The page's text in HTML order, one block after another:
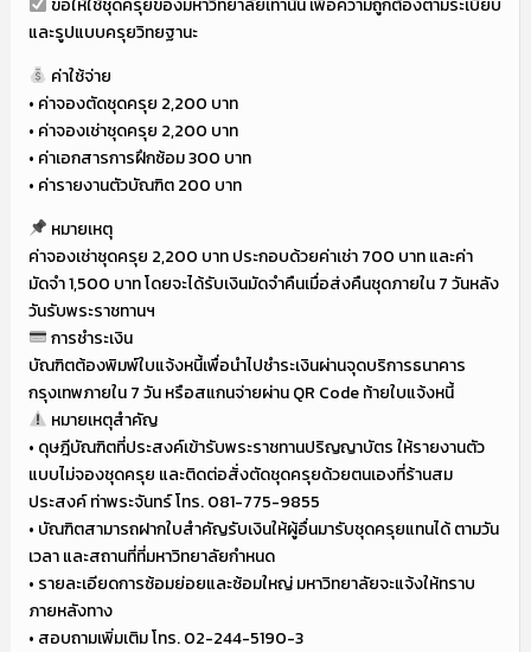
ขอให้ใช้ชุดครุยของมหาวิทยาลัยเท่านั้น เพื่อความถูกต้องตามระเบียบ
และรูปแบบครุยวิทยฐานะ
ค่าใช้จ่าย
• ค่าจองตัดชุดครุย 2,200 บาท
• ค่าจองเช่าชุดครุย 2,200 บาท
• ค่าเอกสารการฝึกซ้อม 300 บาท
• ค่ารายงานตัวบัณฑิต 200 บาท
หมายเหตุ
ค่าจองเช่าชุดครุย 2,200 บาท ประกอบด้วยค่าเช่า 700 บาท และค่า
มัดจำ 1,500 บาท โดยจะได้รับเงินมัดจำคืนเมื่อส่งคืนชุดภายใน 7 วันหลัง
วันรับพระราชทานฯ
การชำระเงิน
บัณฑิตต้องพิมพ์ใบแจ้งหนี้เพื่อนำไปชำระเงินผ่านจุดบริการธนาคาร
กรุงเทพภายใน 7 วัน หรือสแกนจ่ายผ่าน QR Code ท้ายใบแจ้งหนี้
หมายเหตุสำคัญ
• ดุษฎีบัณฑิตที่ประสงค์เข้ารับพระราชทานปริญญาบัตร ให้รายงานตัว
แบบไม่จองชุดครุย และติดต่อสั่งตัดชุดครุยด้วยตนเองที่ร้านสม
ประสงค์ ท่าพระจันทร์ โทร. 081-775-9855
• บัณฑิตสามารถฝากใบสำคัญรับเงินให้ผู้อื่นมารับชุดครุยแทนได้ ตามวัน
เวลา และสถานที่ที่มหาวิทยาลัยกำหนด
• รายละเอียดการซ้อมย่อยและซ้อมใหญ่ มหาวิทยาลัยจะแจ้งให้ทราบ
ภายหลังทาง
• สอบถามเพิ่มเติม โทร. 02-244-5190-3